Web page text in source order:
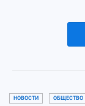
НОВОСТИ ОБЩЕСТВО